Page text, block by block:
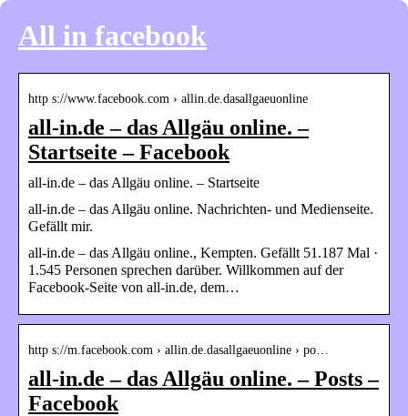
All in facebook
http s://www.facebook.com › allin.de.dasallgaeuonline
all-in.de – das Allgäu online. –
Startseite – Facebook
all-in.de – das Allgäu online. – Startseite
all-in.de – das Allgäu online. Nachrichten- und Medienseite.
Gefällt mir.
all-in.de – das Allgäu online., Kempten. Gefällt 51.187 Mal ·
1.545 Personen sprechen darüber. Willkommen auf der
Facebook-Seite von all-in.de, dem…
http s://m.facebook.com › allin.de.dasallgaeuonline › po…
all-in.de – das Allgäu online. – Posts –
Facebook